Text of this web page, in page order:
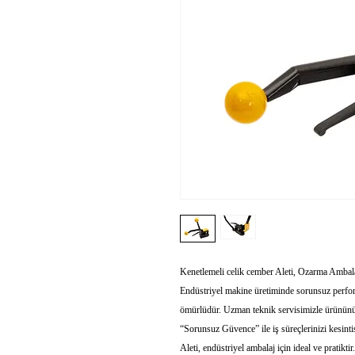
Kenetlemeli celik cember Aleti, Ozarma
Endüstriyel makine üretiminde sorunsuz
ömürlüdür. Uzman teknik servisimizle
“Sorunsuz Güvence” ile iş süreçlerinizi
Aleti, endüstriyel ambalaj için ideal ve pratiktir.